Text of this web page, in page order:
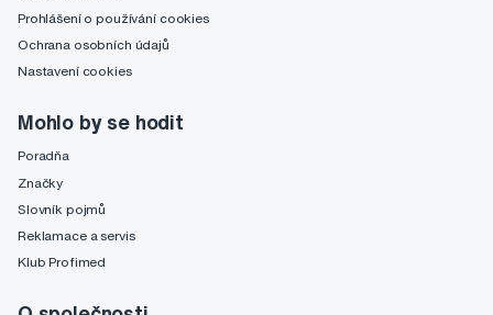
Prohlášení o používání cookies
Ochrana osobních údajů
Nastavení cookies
Mohlo by se hodit
Poradňa
Značky
Slovník pojmů
Reklamace a servis
Klub Profimed